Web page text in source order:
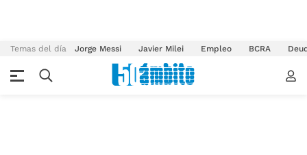
Temas del día Jorge Messi Javier Milei Empleo BCRA